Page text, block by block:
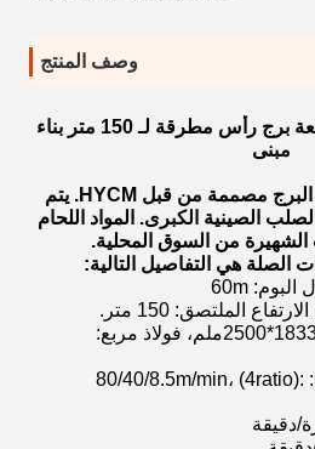
وصف المنتج
الـ qtz100 الـ 60 متر رافعة برج رأس مطرقة لـ 150 متر بناء
مبنى
QTZ100 سلسلة رافعة البرج مصممة من قبل HYCM. يتم
الصينية الكبرى. المواد اللحام
من السوق المحلية.
الصلة هي التفاصيل التالية:
القطع القياسي: 1833*1833*2500ملم، فولاذ مربع:
سرعة الرفع (النسبة 2): 80/40/8.5m/min، (4ratio):